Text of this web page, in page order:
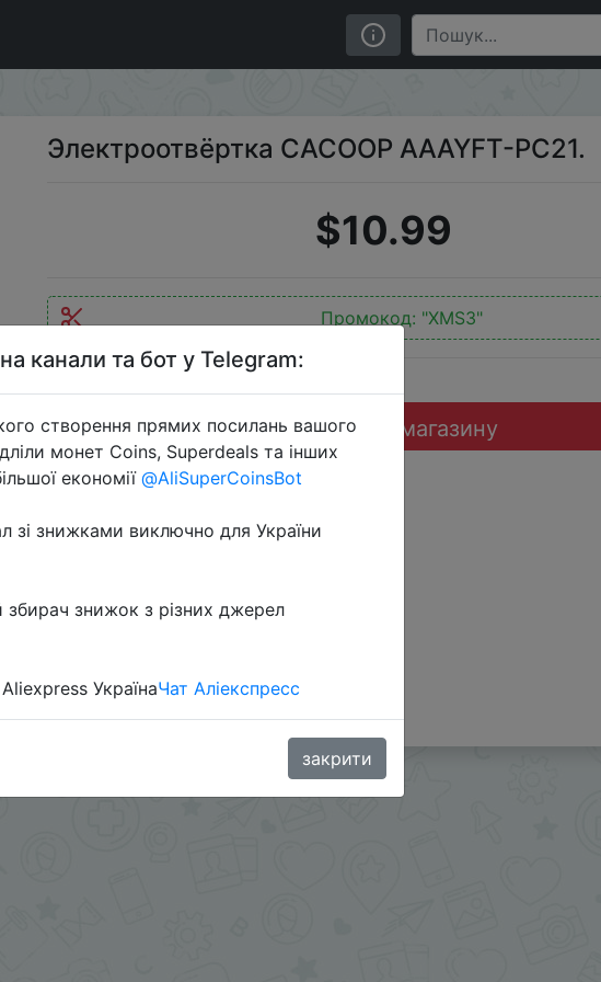
Электроотвёртка CACOOP AAAYFT-PC21.
$10.99
Промокод: "XMS3"
Перейти до магазину
канали та бот у Telegram:
створення прямих посилань вашого
монет Coins, Superdeals та інших
економії @AliSuperCoinsBot
зі знижками виключно для України
знижок з різних джерел
УкраїнаЧат Аліекспресс
закрити